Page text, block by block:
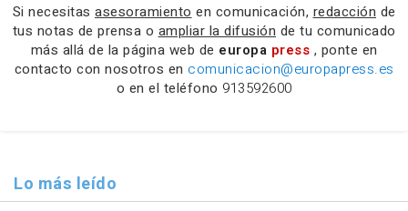
Si necesitas asesoramiento en comunicación, redacción de
tus notas de prensa o ampliar la difusión de tu comunicado
más allá de la página web de europa press , ponte en
contacto con nosotros en comunicacion@europapress.es
o en el teléfono 913592600
Lo más leído